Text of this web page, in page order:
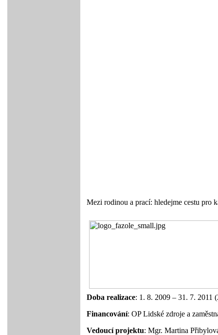
Mezi rodinou a prací: hledejme cestu pro
Doba realizace: 1. 8. 2009 – 31. 7. 2011
Financování: OP Lidské zdroje a
Vedoucí projektu: Mgr. Martina